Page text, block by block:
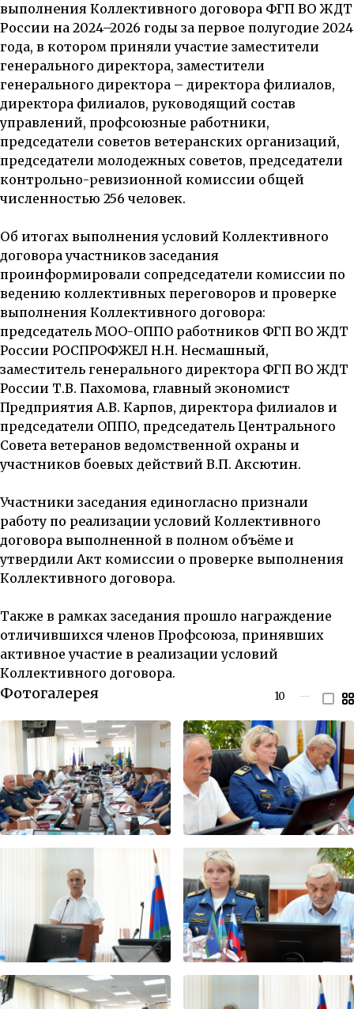
выполнения Коллективного договора ФГП ВО ЖДТ
России на 2024–2026 годы за первое полугодие 2024
года, в котором приняли участие заместители
генерального директора, заместители
генерального директора – директора филиалов,
директора филиалов, руководящий состав
управлений, профсоюзные работники,
председатели советов ветеранских организаций,
председатели молодежных советов, председатели
контрольно-ревизионной комиссии общей
численностью 256 человек.
Об итогах выполнения условий Коллективного
договора участников заседания
проинформировали сопредседатели комиссии по
ведению коллективных переговоров и проверке
выполнения Коллективного договора:
председатель МОО-ОППО работников ФГП ВО ЖДТ
России РОСПРОФЖЕЛ Н.Н. Несмашный,
заместитель генерального директора ФГП ВО ЖДТ
России Т.В. Пахомова, главный экономист
ПредприятияА.В. Карпов, директора филиалов и
председатели ОППО, председатель Центрального
Совета ветеранов ведомственной охраны и
участников боевых действий В.П. Аксютин.
Участники заседания единогласно признали
работу по реализации условий Коллективного
договора выполненной в полном объёме и
утвердили Акт комиссии о проверке выполнения
Коллективного договора.
Также в рамках заседания прошло награждение
отличившихся членов Профсоюза, принявших
активное участие в реализации условий
Коллективного договора.
Фотогалерея 10 —